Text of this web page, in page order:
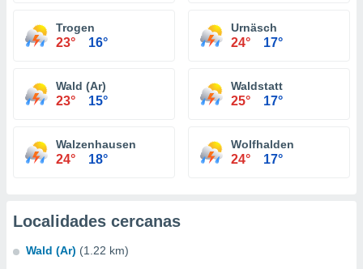
Trogen
23° 16°
Urnäsch
24° 17°
Wald (Ar)
23° 15°
Waldstatt
25° 17°
Walzenhausen
24° 18°
Wolfhalden
24° 17°
Localidades cercanas
Wald (Ar) (1.22 km)